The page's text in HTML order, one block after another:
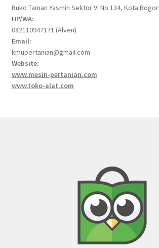
Ruko Taman Yasmin Sektor VI No 134, Kota Bogor
HP/WA:
082110947171 (Alven)
Email:
kmupertanian@gmail.com
Website:
www.mesin-pertanian.com
www.toko-alat.com